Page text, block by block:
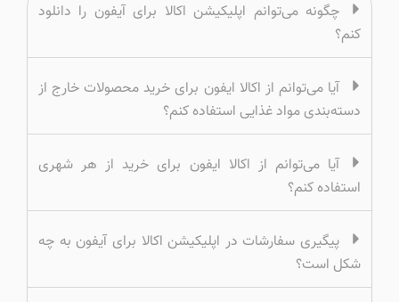
چگونه می‌توانم اپلیکیشن اکالا برای آیفون را دانلود
کنم؟
آیا می‌توانم از اکالا ایفون برای خرید محصولات خارج از
دسته‌بندی مواد غذایی استفاده کنم؟
آیا می‌توانم از اکالا ایفون برای خرید از هر شهری
استفاده کنم؟
پیگیری سفارشات در اپلیکیشن اکالا برای آیفون به چه
شکل است؟